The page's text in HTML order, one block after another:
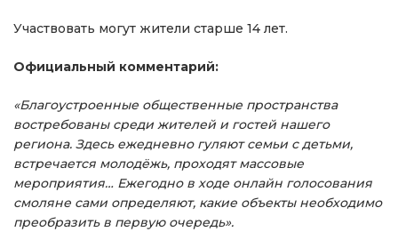
Участвовать могут жители старше 14 лет.
Официальный комментарий:
«Благоустроенные общественные пространства
востребованы среди жителей и гостей нашего
региона. Здесь ежедневно гуляют семьи с детьми,
встречается молодёжь, проходят массовые
мероприятия… Ежегодно в ходе онлайн голосования
смоляне сами определяют, какие объекты необходимо
преобразить в первую очередь».